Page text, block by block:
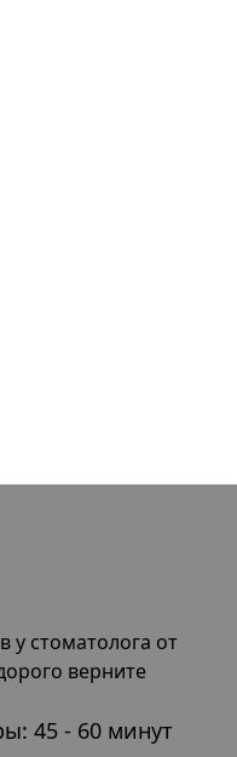
у стоматолога от
верните
45 - 60 минут